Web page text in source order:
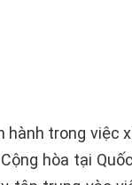
trong việc
hòa tại